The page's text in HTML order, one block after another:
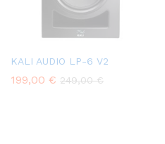
KALI AUDIO LP-6 V2
199,00 € 249,00€